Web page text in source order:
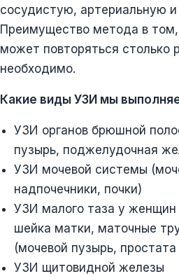
сосудистую, артериальную
Преимущество метода в том,
может повторяться столько
необходимо.
Какие виды УЗИ мы
УЗИ органов брюшной
пузырь, поджелудочная
УЗИ мочевой системы
надпочечники, почки)
УЗИ малого таза у женщин
шейка матки, маточные
(мочевой пузырь,
УЗИ щитовидной железы